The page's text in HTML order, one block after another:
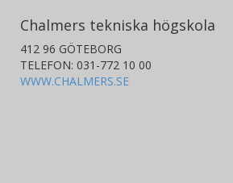
Chalmers tekniska högskola
412 96 GÖTEBORG
TELEFON: 031-772 10 00
WWW.CHALMERS.SE